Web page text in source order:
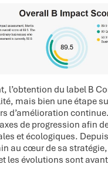
l’obtention du label B
mais bien une étape
d’amélioration
de progression afin
et écologiques.
au cœur de sa
les évolutions sont